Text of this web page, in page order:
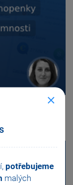
potřebujeme
malých